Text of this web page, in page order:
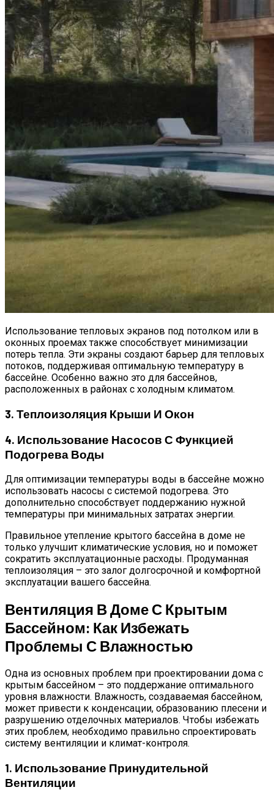
Использование тепловых экранов под потолком или в
оконных проемах также способствует минимизации
потерь тепла. Эти экраны создают барьер для тепловых
потоков, поддерживая оптимальную температуру в
бассейне. Особенно важно это для бассейнов,
расположенных в районах с холодным климатом.
3. Теплоизоляция Крыши И Окон
4. Использование Насосов С Функцией
Подогрева Воды
Для оптимизации температуры воды в бассейне можно
использовать насосы с системой подогрева. Это
дополнительно способствует поддержанию нужной
температуры при минимальных затратах энергии.
Правильное утепление крытого бассейна в доме не
только улучшит климатические условия, но и поможет
сократить эксплуатационные расходы. Продуманная
теплоизоляция – это залог долгосрочной и комфортной
эксплуатации вашего бассейна.
Вентиляция В Доме С Крытым
Бассейном: Как Избежать
Проблемы С Влажностью
Одна из основных проблем при проектировании дома с
крытым бассейном – это поддержание оптимального
уровня влажности. Влажность, создаваемая бассейном,
может привести к конденсации, образованию плесени и
разрушению отделочных материалов. Чтобы избежать
этих проблем, необходимо правильно спроектировать
систему вентиляции и климат-контроля.
1. Использование Принудительной
Вентиляции